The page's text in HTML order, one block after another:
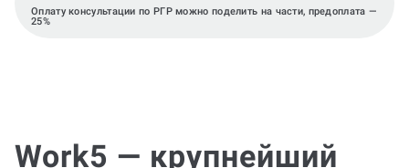
Оплату консультации по РГР можно поделить на части, предоплата —
25%
Work5 — крупнейший